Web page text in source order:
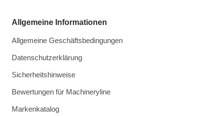
Allgemeine Informationen
Allgemeine Geschäftsbedingungen
Datenschutzerklärung
Sicherheitshinweise
Bewertungen für Machineryline
Markenkatalog